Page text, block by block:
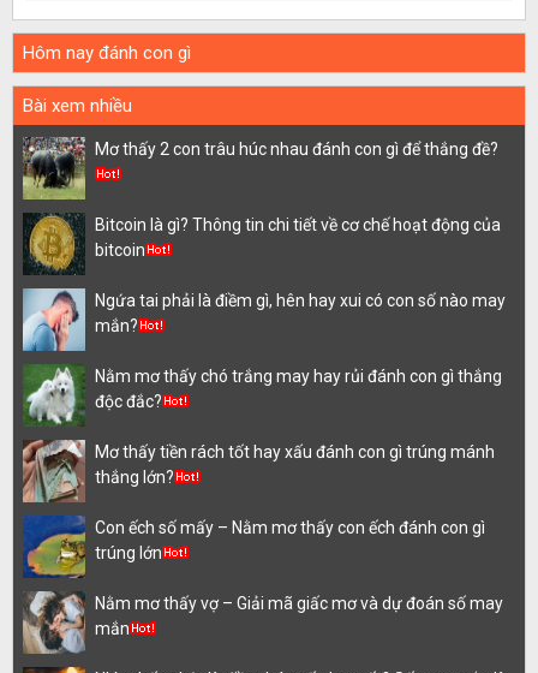
Hôm nay đánh con gì
Bài xem nhiều
Mơ thấy 2 con trâu húc nhau đánh con gì để thắng đề?
Bitcoin là gì? Thông tin chi tiết về cơ chế hoạt động của
bitcoin
Ngứa tai phải là điềm gì, hên hay xui có con số nào may
mắn?
Nằm mơ thấy chó trắng may hay rủi đánh con gì thắng
độc đắc?
Mơ thấy tiền rách tốt hay xấu đánh con gì trúng mánh
thắng lớn?
Con ếch số mấy – Nằm mơ thấy con ếch đánh con gì
trúng lớn
Nằm mơ thấy vợ – Giải mã giấc mơ và dự đoán số may
mắn